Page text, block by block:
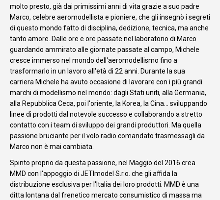
molto presto, già dai primissimi anni di vita grazie a suo padre
Marco, celebre aeromodellista e pioniere, che gli insegnò i segreti
di questo mondo fatto di disciplina, dedizione, tecnica, ma anche
tanto amore. Dalle ore e ore passate nel laboratorio di Marco
guardando ammirato alle giornate passate al campo, Michele
cresce immerso nel mondo dell'aeromodellismo fino a
trasformarlo in un lavoro all'età di 22 anni. Durante la sua
carriera Michele ha avuto occasione di lavorare con i più grandi
marchi di modellismo nel mondo: dagli Stati uniti, alla Germania,
alla Repubblica Ceca, poi l'oriente, la Korea, la Cina... sviluppando
linee di prodotti dal notevole successo e collaborando a stretto
contatto con i team di sviluppo dei grandi produttori. Ma quella
passione bruciante per il volo radio comandato trasmessagli da
Marco non è mai cambiata.
Spinto proprio da questa passione, nel Maggio del 2016 crea
MMD con l'appoggio di JETImodel S.r.o. che gli affida la
distribuzione esclusiva per l'Italia dei loro prodotti. MMD è una
ditta lontana dal frenetico mercato consumistico di massa ma